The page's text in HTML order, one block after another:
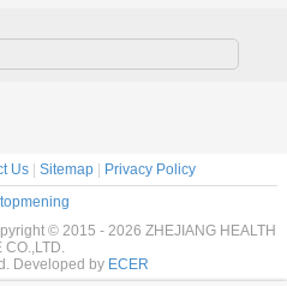
50m
Us | Sitemap | Privacy Policy
© 2015 - 2026 ZHEJIANG HEALTH
CO.,LTD.
Developed by ECER